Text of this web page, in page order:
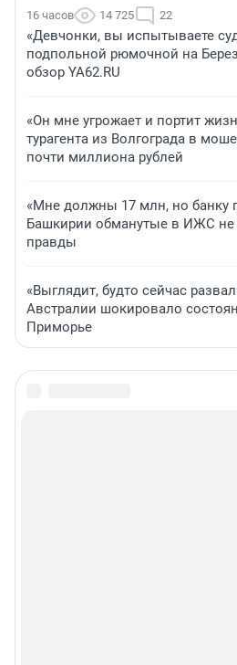
16 часов 14 725 22
«Девчонки, вы испытываете
подпольной рюмочной на
обзор YA62.RU
«Он мне угрожает и портит
турагента из Волгограда в
почти миллиона рублей
«Мне должны 17 млн, но банку
Башкирии обманутые в ИЖС не
правды
«Выглядит, будто сейчас
Австралии шокировало
Приморье